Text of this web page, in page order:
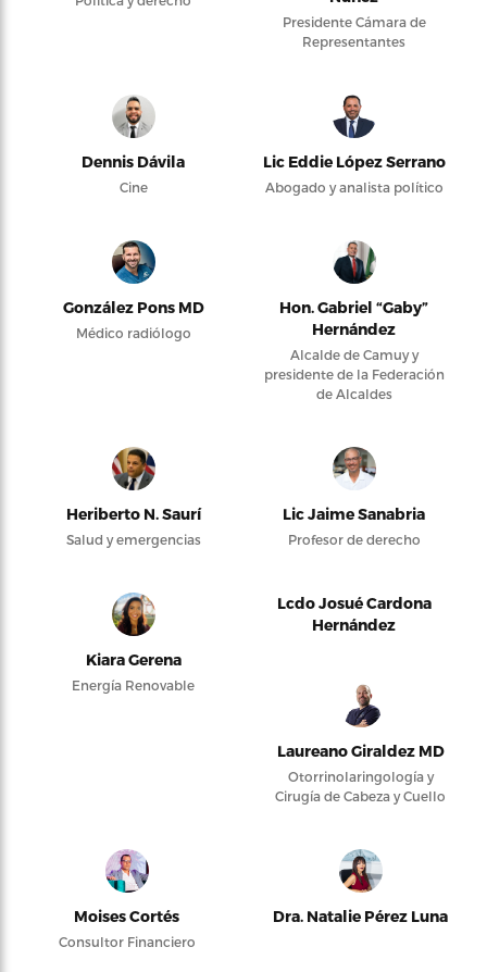
Presidente Cámara de
Representantes
Dennis Dávila
Cine
Lic Eddie López Serrano
Abogado y analista político
González Pons MD
Médico radiólogo
Hon. Gabriel “Gaby”
Hernández
Alcalde de Camuy y
presidente de la Federación
de Alcaldes
Heriberto N. Saurí
Salud y emergencias
Lic Jaime Sanabria
Profesor de derecho
Kiara Gerena
Energía Renovable
Lcdo Josué Cardona
Hernández
Laureano Giraldez MD
Otorrinolaringología y
Cirugía de Cabeza y Cuello
Moises Cortés
Consultor Financiero
Dra. Natalie Pérez Luna